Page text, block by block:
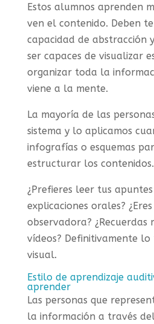
Estos alumnos aprenden
ven el contenido. Deben
capacidad de abstracción
ser capaces de visualizar
organizar toda la
viene a la mente.
La mayoría de las
sistema y lo aplicamos
infografías o esquemas
estructurar los contenidos.
¿Prefieres leer tus
explicaciones orales?
observadora? ¿Recuerdas
vídeos? Definitivamente
visual.
Estilo de aprendizaje
aprender
Las personas que
la información a través